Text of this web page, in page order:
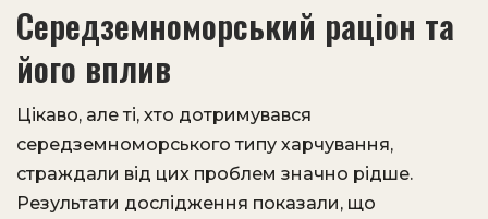
Середземноморський раціон та
його вплив
Цікаво, але ті, хто дотримувався
середземноморського типу харчування,
страждали від цих проблем значно рідше.
Результати дослідження показали, що